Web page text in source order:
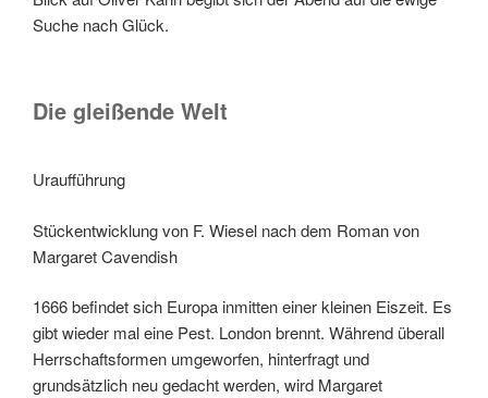
Suche nach Glück.
Die gleißende Welt
Uraufführung
Stückentwicklung von F. Wiesel nach dem Roman von
Margaret Cavendish
1666 befindet sich Europa inmitten einer kleinen Eiszeit. Es
gibt wieder mal eine Pest. London brennt. Während überall
Herrschaftsformen umgeworfen, hinterfragt und
grundsätzlich neu gedacht werden, wird Margaret